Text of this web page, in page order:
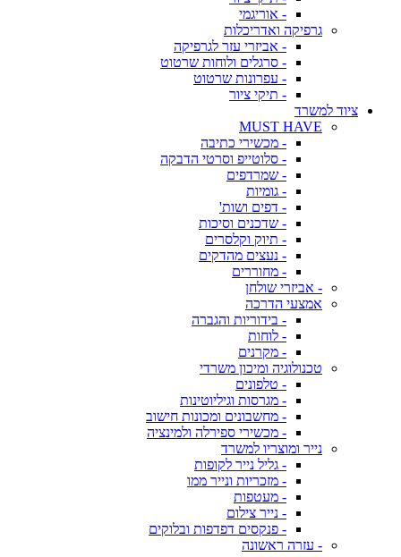
- אוריגמי
גרפיקה ואדריכלות
- אביזרי עזר לגרפיקה
- סרגלים ולוחות שרטוט
- עפרונות שרטוט
- תיקי ציור
ציוד למשרד
MUST HAVE
- מכשירי כתיבה
- סלוטייפ וסרטי הדבקה
- שמרדפים
- גומיות
- דפים ושות'
- שדכנים וסיכות
- תיוק וקלסרים
- נעצים מהדקים
- מחוררים
- אביזרי שולחן
אמצעי הדרכה
- בידוריות והגברה
- לוחות
- מקרנים
טכנולוגיה ומיכון משרדי
- טלפונים
- מגרסות וגיליוטינות
- מחשבונים ומכונות חישוב
- מכשירי ספירלה ולמינציה
נייר ומוצריו למשרד
- גליל נייר לקופות
- מזכריות ונייר ממו
- מעטפות
- נייר צילום
- פנקסים דפדפות ובלוקים
- עזרה ראשונה